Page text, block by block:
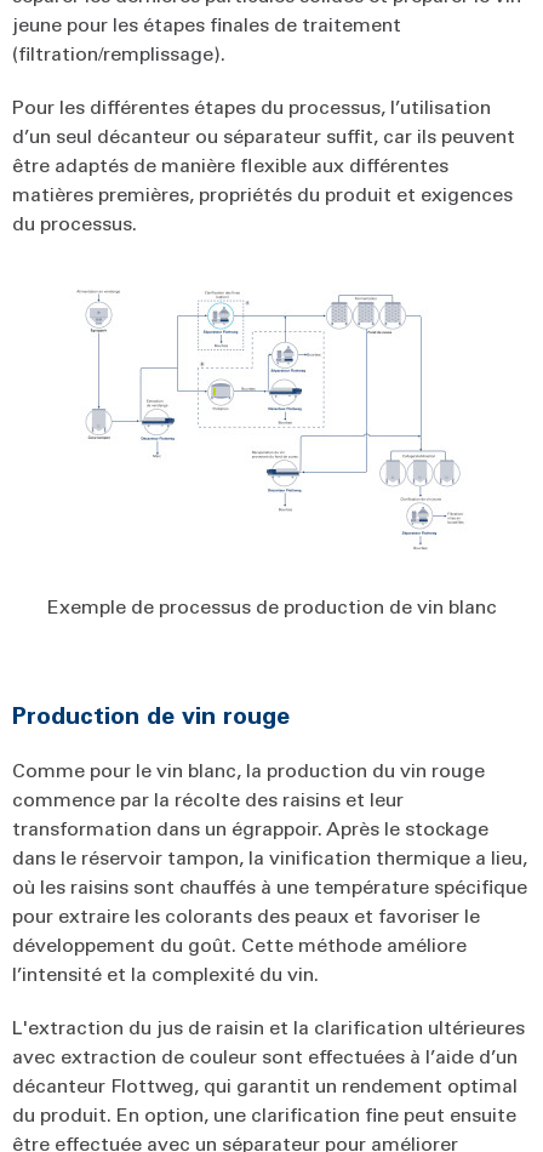
jeune pour les étapes finales de traitement
(filtration/remplissage).
Pour les différentes étapes du processus, l’utilisation
d’un seul décanteur ou séparateur suffit, car ils peuvent
être adaptés de manière flexible aux différentes
matières premières, propriétés du produit et exigences
du processus.
Exemple de processus de production de vin blanc
Production de vin rouge
Comme pour le vin blanc, la production du vin rouge
commence par la récolte des raisins et leur
transformation dans un égrappoir. Après le stockage
dans le réservoir tampon, la vinification thermique a lieu,
où les raisins sont chauffés à une température spécifique
pour extraire les colorants des peaux et favoriser le
développement du goût. Cette méthode améliore
l’intensité et la complexité du vin.
L'extraction du jus de raisin et la clarification ultérieures
avec extraction de couleur sont effectuées à l’aide d’un
décanteur Flottweg, qui garantit un rendement optimal
du produit. En option, une clarification fine peut ensuite
être effectuée avec un séparateur pour améliorer